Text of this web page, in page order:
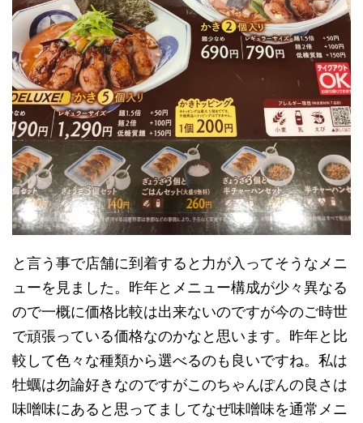
と言う事で店舗に到着すると力が入ってそうなメニ
ューを見ました。昨年とメニュー構成が少々異なる
ので一概に価格比較は出来ないのですが今のご時世
で頑張っている価格なのかなと思います。昨年と比
較して色々な種類から選べるのも良いですね。私は
牡蠣は勿論好きなのですがこのちゃんぽんの良さは
味噌味にあると思ってましてなぜ味噌味を通常メニ